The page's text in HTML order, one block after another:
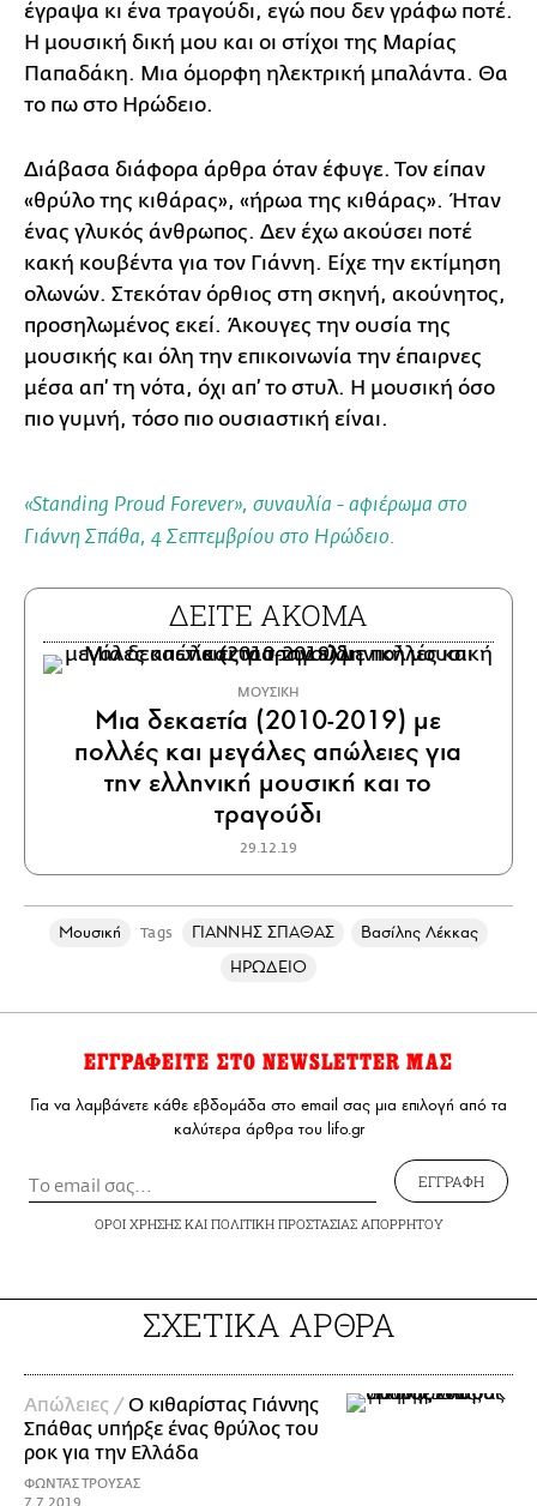
έγραψα κι ένα τραγούδι, εγώ που δεν γράφω ποτέ.
Η μουσική δική μου και οι στίχοι της Μαρίας
Παπαδάκη. Μια όμορφη ηλεκτρική μπαλάντα. Θα
το πω στο Ηρώδειο.
Διάβασα διάφορα άρθρα όταν έφυγε. Τον είπαν
«θρύλο της κιθάρας», «ήρωα της κιθάρας». Ήταν
ένας γλυκός άνθρωπος. Δεν έχω ακούσει ποτέ
κακή κουβέντα για τον Γιάννη. Είχε την εκτίμηση
ολωνών. Στεκόταν όρθιος στη σκηνή, ακούνητος,
προσηλωμένος εκεί. Άκουγες την ουσία της
μουσικής και όλη την επικοινωνία την έπαιρνες
μέσα απ’ τη νότα, όχι απ’ το στυλ. Η μουσική όσο
πιο γυμνή, τόσο πιο ουσιαστική είναι.
«Standing Proud Forever», συναυλία - αφιέρωμα στο
Γιάννη Σπάθα, 4 Σεπτεμβρίου στο Ηρώδειο.
ΔΕΙΤΕ ΑΚΟΜΑ
ΜΟΥΣΙΚΗ
Μια δεκαετία (2010-2019) με
πολλές και μεγάλες απώλειες για
την ελληνική μουσική και το
τραγούδι
29.12.19
Μουσική Tags ΓΙΑΝΝΗΣ ΣΠΑΘΑΣ
Βασίλης Λέκκας
ΗΡΩΔΕΙΟ
ΕΓΓΡΑΦΕΙΤΕ ΣΤΟ NEWSLETTER ΜΑΣ
Για να λαμβάνετε κάθε εβδομάδα στο email σας μια επιλογή από τα
καλύτερα άρθρα του lifo.gr
ΕΓΓΡΑΦΗ
ΟΡΟΙ ΧΡΗΣΗΣΚΑΙ ΠΟΛΙΤΙΚΗ ΠΡΟΣΤΑΣΙΑΣ ΑΠΟΡΡΗΤΟΥ
ΣΧΕΤΙΚΑ ΑΡΘΡΑ
Απώλειες /Ο κιθαρίστας Γιάννης
Σπάθας υπήρξε ένας θρύλος του
ροκ για την Ελλάδα
ΦΩΝΤΑΣ ΤΡΟΥΣΑΣ